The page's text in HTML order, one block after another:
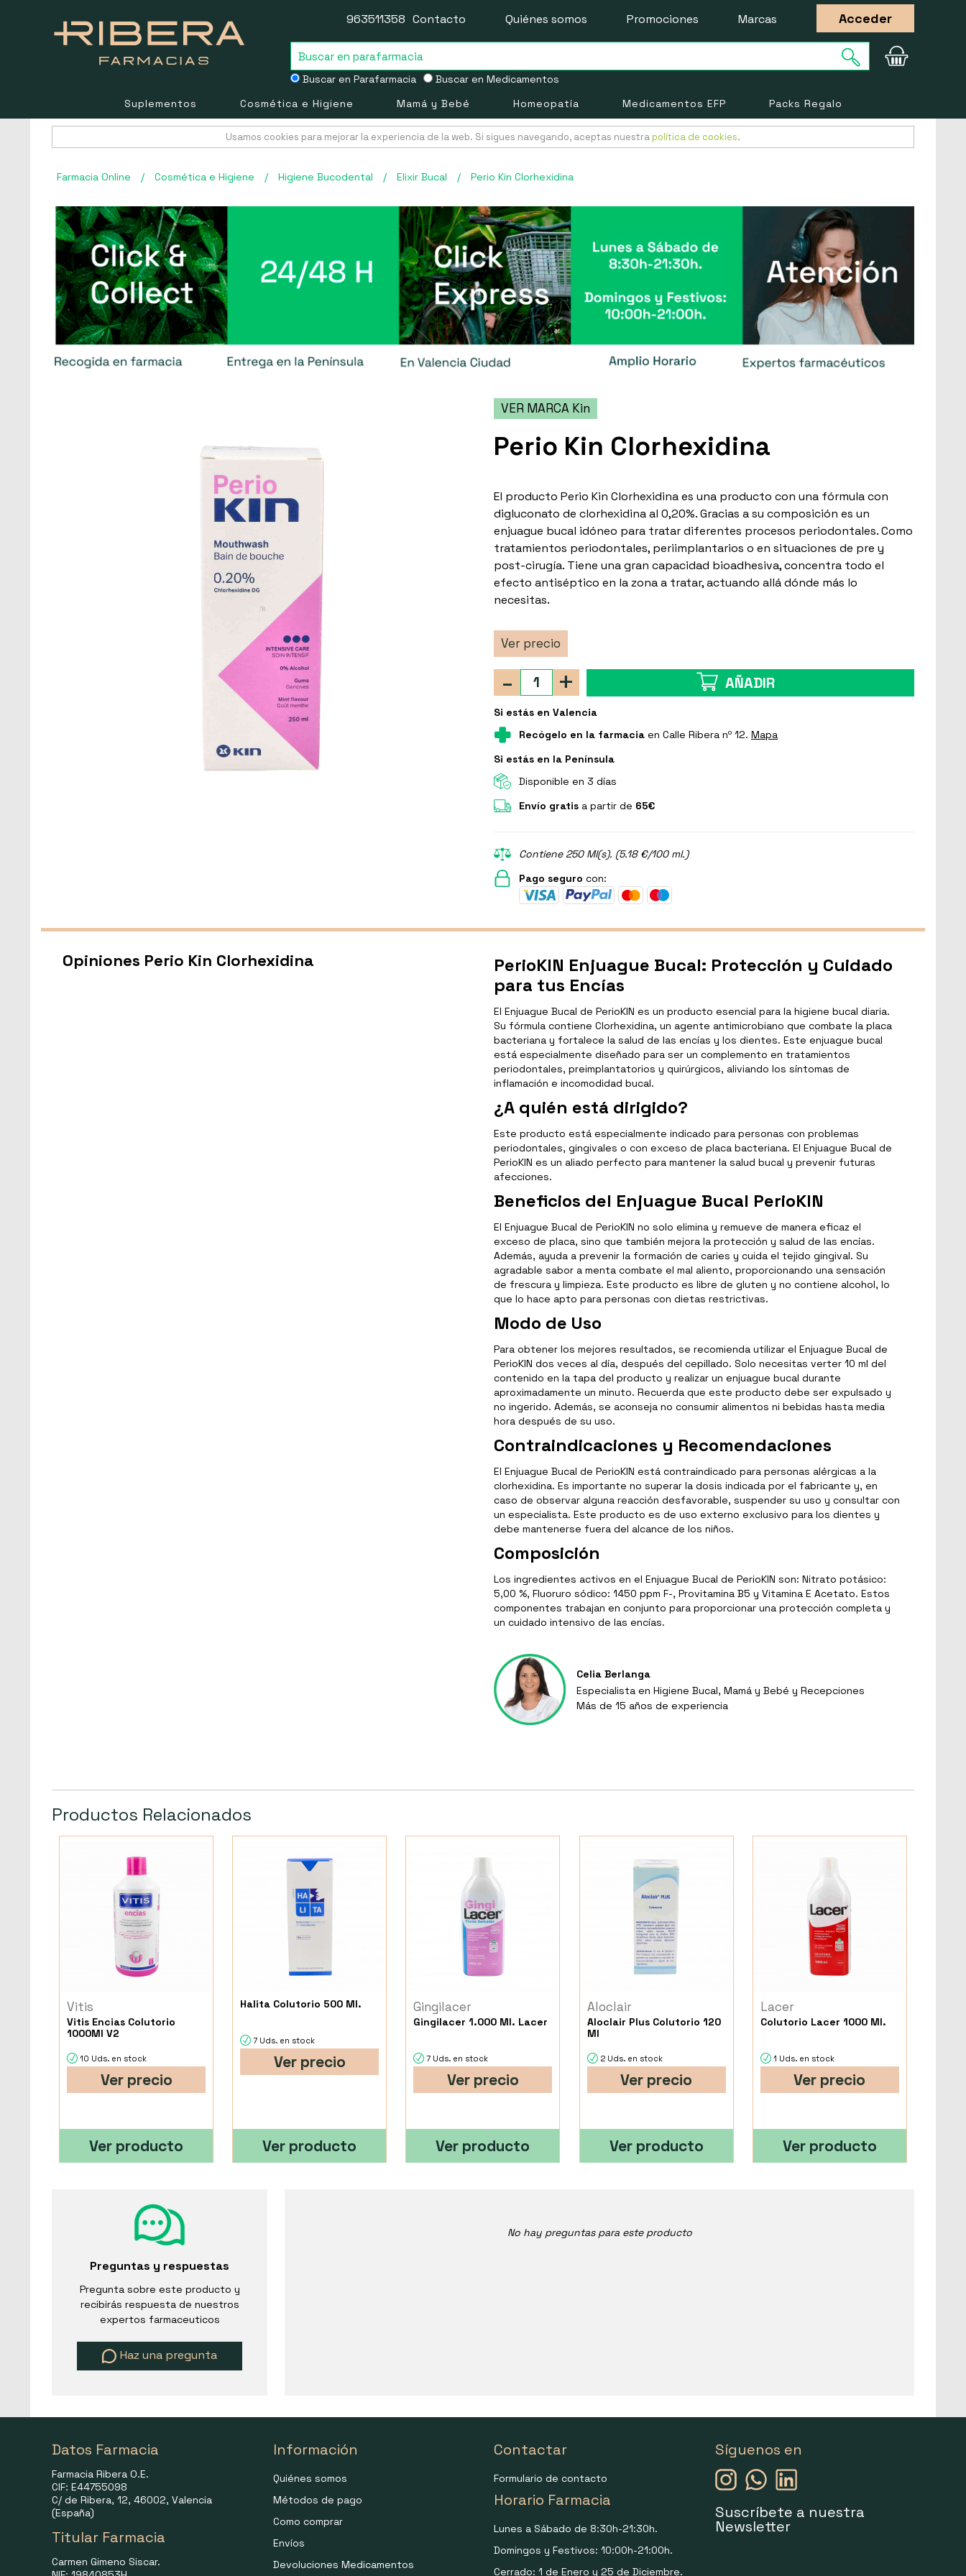
Buscar en Parafarmacia Buscar en Medicamentos
963511358 Contacto Quiénes somos Promociones Marcas Acceder
Suplementos Cosmética e Higiene Mamá y Bebé Homeopatía Medicamentos EFP Packs Regalo
Usamos cookies para mejorar la experiencia de la web. Si sigues navegando, aceptas nuestra política de cookies.
Farmacia Online / Cosmética e Higiene / Higiene Bucodental / Elixir Bucal / Perio Kin Clorhexidina
VER MARCA Kin
Perio Kin Clorhexidina
El producto Perio Kin Clorhexidina es una producto con una fórmula con
digluconato de clorhexidina al 0,20%. Gracias a su composición es un
enjuague bucal idóneo para tratar diferentes procesos periodontales. Como
tratamientos periodontales, periimplantarios o en situaciones de pre y
post-cirugía. Tiene una gran capacidad bioadhesiva, concentra todo el
efecto antiséptico en la zona a tratar, actuando allá dónde más lo
necesitas.
Ver precio
+
- AÑADIR
Si estás en Valencia
Recógelo en la farmacia en Calle Ribera nº 12. Mapa
Si estás en la Península
Disponible en 3 días
Envío gratis a partir de 65€
Contiene 250 Ml(s). (5.18 €/100 ml.)
Pago seguro con:
PerioKIN Enjuague Bucal: Protección y Cuidado
para tus Encías
El Enjuague Bucal de PerioKIN es un producto esencial para la higiene bucal diaria.
Su fórmula contiene Clorhexidina, un agente antimicrobiano que combate la placa
bacteriana y fortalece la salud de las encías y los dientes. Este enjuague bucal
está especialmente diseñado para ser un complemento en tratamientos
periodontales, preimplantatorios y quirúrgicos, aliviando los síntomas de
inflamación e incomodidad bucal.
¿A quién está dirigido?
Este producto está especialmente indicado para personas con problemas
periodontales, gingivales o con exceso de placa bacteriana. El Enjuague Bucal de
PerioKIN es un aliado perfecto para mantener la salud bucal y prevenir futuras
afecciones.
Beneficios del Enjuague Bucal PerioKIN
El Enjuague Bucal de PerioKIN no solo elimina y remueve de manera eficaz el
exceso de placa, sino que también mejora la protección y salud de las encías.
Además, ayuda a prevenir la formación de caries y cuida el tejido gingival. Su
agradable sabor a menta combate el mal aliento, proporcionando una sensación
de frescura y limpieza. Este producto es libre de gluten y no contiene alcohol, lo
que lo hace apto para personas con dietas restrictivas.
Modo de Uso
Para obtener los mejores resultados, se recomienda utilizar el Enjuague Bucal de
PerioKIN dos veces al día, después del cepillado. Solo necesitas verter 10 ml del
contenido en la tapa del producto y realizar un enjuague bucal durante
aproximadamente un minuto. Recuerda que este producto debe ser expulsado y
no ingerido. Además, se aconseja no consumir alimentos ni bebidas hasta media
hora después de su uso.
Contraindicaciones y Recomendaciones
El Enjuague Bucal de PerioKIN está contraindicado para personas alérgicas a la
clorhexidina. Es importante no superar la dosis indicada por el fabricante y, en
caso de observar alguna reacción desfavorable, suspender su uso y consultar con
un especialista. Este producto es de uso externo exclusivo para los dientes y
debe mantenerse fuera del alcance de los niños.
Composición
Los ingredientes activos en el Enjuague Bucal de PerioKIN son: Nitrato potásico:
5,00 %, Fluoruro sódico: 1450 ppm F-, Provitamina B5 y Vitamina E Acetato. Estos
componentes trabajan en conjunto para proporcionar una protección completa y
un cuidado intensivo de las encías.
Celia Berlanga
Especialista en Higiene Bucal, Mamá y Bebé y Recepciones
Más de 15 años de experiencia
Opiniones Perio Kin Clorhexidina
Productos Relacionados
Vitis
Vitis Encias Colutorio
1000Ml V2
10 Uds. en stock
Ver precio
Ver producto
Halita Colutorio 500 Ml.
7 Uds. en stock
Ver precio
Ver producto
Gingilacer
Gingilacer 1.000 Ml. Lacer
7 Uds. en stock
Ver precio
Ver producto
Aloclair
Aloclair Plus Colutorio 120
Ml
2 Uds. en stock
Ver precio
Ver producto
Lacer
Colutorio Lacer 1000 Ml.
1 Uds. en stock
Ver precio
Ver producto
Preguntas y respuestas
Pregunta sobre este producto y
recibirás respuesta de nuestros
expertos farmaceuticos
Haz una pregunta
No hay preguntas para este producto
Datos Farmacia
Farmacia Ribera O.E.
CIF: E44755098
C/ de Ribera, 12, 46002, Valencia
(España)
Titular Farmacia
Carmen Gimeno Siscar.
Información
Quiénes somos
Métodos de pago
Como comprar
Envíos
Devoluciones Medicamentos
Contactar
Formulario de contacto
Horario Farmacia
Lunes a Sábado de 8:30h-21:30h.
Domingos y Festivos: 10:00h-21:00h.
Cerrado: 1 de Enero y 25 de Diciembre.
Síguenos en
Suscríbete a nuestra
Newsletter